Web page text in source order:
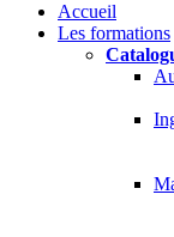
Accueil
Les formations